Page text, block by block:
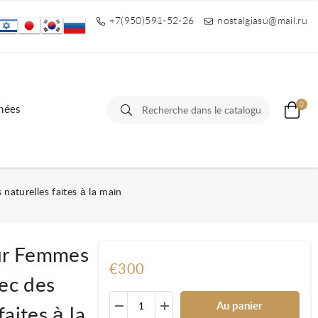
+7(950)591-52-26 nostalgiasu@mail.ru
0
naturelles faites à la main
Femmes
des
€300
Au panier